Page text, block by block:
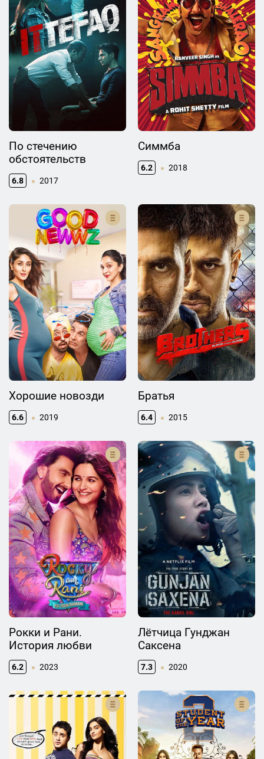
По стечению
обстоятельств
6.8 2017
Симмба
6.2 2018
Хорошие новозди
6.6 2019
Братья
6.4 2015
Рокки и Рани.
История любви
6.2 2023
Лётчица Гунджан
Саксена
7.3 2020